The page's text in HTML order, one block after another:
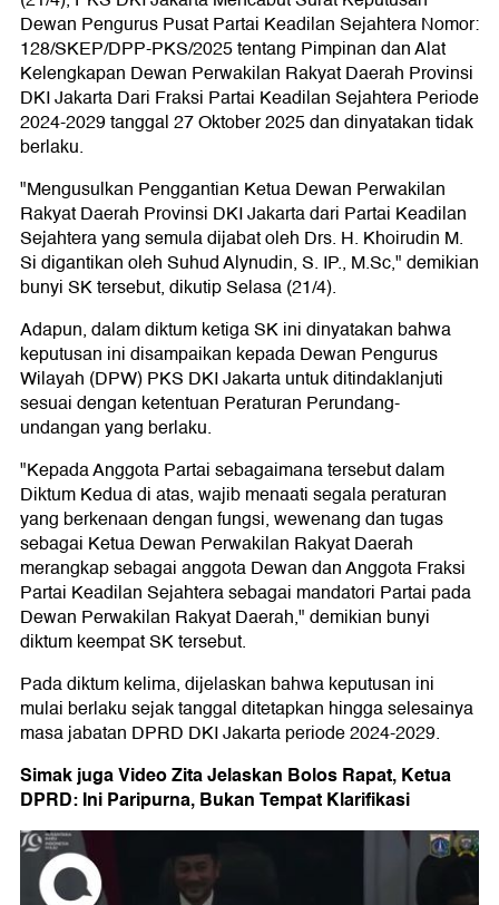
Dewan Pengurus Pusat Partai Keadilan Sejahtera Nomor:
128/SKEP/DPP-PKS/2025 tentang Pimpinan dan Alat
Kelengkapan Dewan Perwakilan Rakyat Daerah Provinsi
DKI Jakarta Dari Fraksi Partai Keadilan Sejahtera Periode
2024-2029 tanggal 27 Oktober 2025 dan dinyatakan tidak
berlaku.
"Mengusulkan Penggantian Ketua Dewan Perwakilan
Rakyat Daerah Provinsi DKI Jakarta dari Partai Keadilan
Sejahtera yang semula dijabat oleh Drs. H. Khoirudin M.
Si digantikan oleh Suhud Alynudin, S. IP., M.Sc," demikian
bunyi SK tersebut, dikutip Selasa (21/4).
Adapun, dalam diktum ketiga SK ini dinyatakan bahwa
keputusan ini disampaikan kepada Dewan Pengurus
Wilayah (DPW) PKS DKI Jakarta untuk ditindaklanjuti
sesuai dengan ketentuan Peraturan Perundang-
undangan yang berlaku.
"Kepada Anggota Partai sebagaimana tersebut dalam
Diktum Kedua di atas, wajib menaati segala peraturan
yang berkenaan dengan fungsi, wewenang dan tugas
sebagai Ketua Dewan Perwakilan Rakyat Daerah
merangkap sebagai anggota Dewan dan Anggota Fraksi
Partai Keadilan Sejahtera sebagai mandatori Partai pada
Dewan Perwakilan Rakyat Daerah," demikian bunyi
diktum keempat SK tersebut.
Pada diktum kelima, dijelaskan bahwa keputusan ini
mulai berlaku sejak tanggal ditetapkan hingga selesainya
masa jabatan DPRD DKI Jakarta periode 2024-2029.
Simak juga Video Zita Jelaskan Bolos Rapat, Ketua
DPRD: Ini Paripurna, Bukan Tempat Klarifikasi